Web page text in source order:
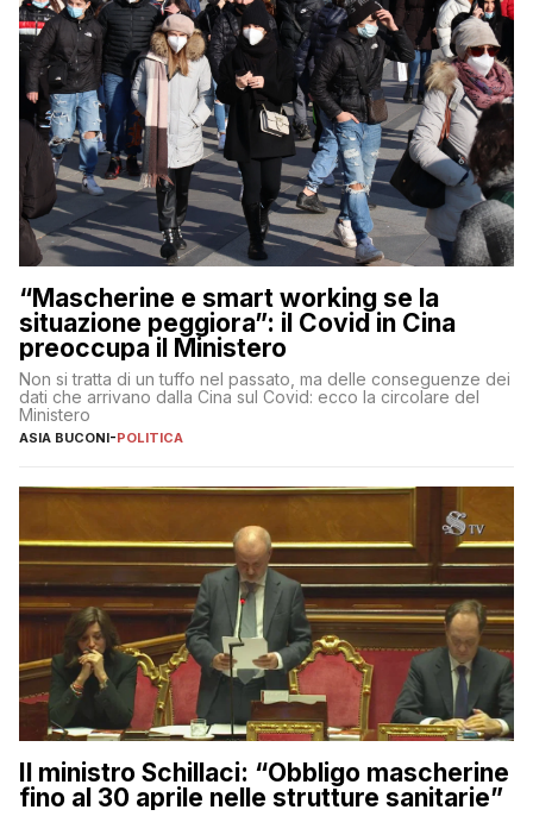
“Mascherine e smart working se la
situazione peggiora”: il Covid in Cina
preoccupa il Ministero
Non si tratta di un tuffo nel passato, ma delle conseguenze dei
dati che arrivano dalla Cina sul Covid: ecco la circolare del
Ministero
ASIA BUCONI-POLITICA
Il ministro Schillaci: “Obbligo mascherine
fino al 30 aprile nelle strutture sanitarie”